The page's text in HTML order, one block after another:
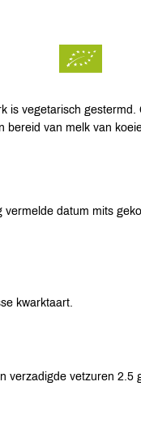
is vegetarisch
van melk van
datum mits
kwarktaart.
verzadigde vetzuren